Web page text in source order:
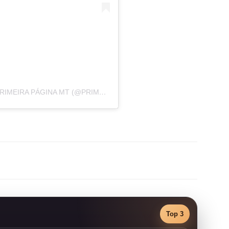
UMA PUBLICAÇÃO COMPARTILHADA POR PRIMEIRA PÁGINA MT (@PRIMEIRAPAGINAMT)
Top 3